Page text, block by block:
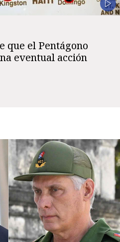
que el Pentágono
eventual acción